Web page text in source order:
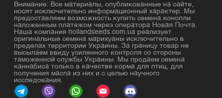
Внимание: Все материалы, опубликованные на сайте,
носят исключительно информационный характер. Мы
предоставляем возможность купить семена конопли
наложенным платежом через оператора Новая Почта.
Наша компания hollandseeds.com.ua реализует
оригинальные семена марихуаны исключительно в
пределах территории Украины. За границу товар не
высылаем ввиду усиленного контроля со стороны
таможенной службы Украины. Мы продаем семена
каннабиса только в качестве корма для птиц, для
получения масла из них и с целью научного
исследования.